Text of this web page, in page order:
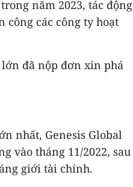
năm 2023, tác động
công các công ty hoạt
đã nộp đơn xin phá
nhất, Genesis Global
vào tháng 11/2022, sau
giới tài chính.